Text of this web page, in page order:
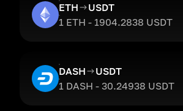
ETH
USDT
1 ETH - 1904.2838 USDT
DASH
USDT
1 DASH - 30.24938 USDT